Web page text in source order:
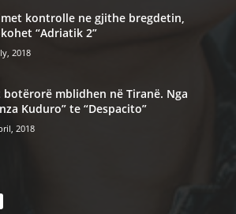
kontrolle ne gjithe bregdetin,
“Adriatik 2”
2018
botërorë mblidhen në Tiranë. Nga
Kuduro” te “Despacito”
2018